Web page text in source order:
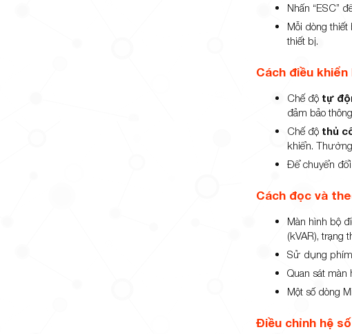
Nhấn “ESC”
Mỗi dòng
thiết bị.
Cách điều
Chế độ tự
đảm bảo
Chế độ thủ
khiển.
Để chuyển đổi
Cách đọc và
Màn hình bộ
(kVAR), trạng
Sử dụng phím
Quan sát
Một số dòng
Điều chỉnh hệ